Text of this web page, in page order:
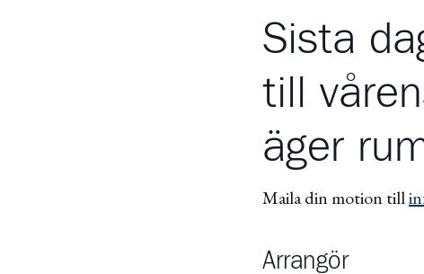
Sista
till
äger
Maila din motion till
Arrangör